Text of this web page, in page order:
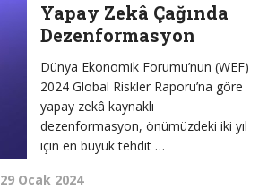
Yapay Zekâ Çağında
Dezenformasyon
Dünya Ekonomik Forumu’nun (WEF)
2024 Global Riskler Raporu’na göre
yapay zekâ kaynaklı
dezenformasyon, önümüzdeki iki yıl
için en büyük tehdit …
29 Ocak 2024